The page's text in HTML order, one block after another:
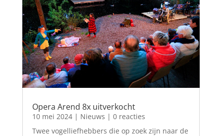
Opera Arend 8x uitverkocht
10 mei 2024| Nieuws | 0 reacties
Twee vogelliefhebbers die op zoek zijn naar de